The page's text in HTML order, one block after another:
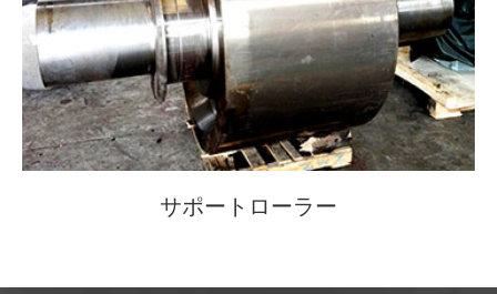
サポートローラー